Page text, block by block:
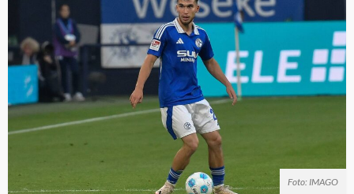
Foto: IMAGO